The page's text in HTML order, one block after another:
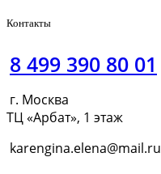
Контакты
8 499 390 80 01
г. Москва
ТЦ «Арбат», 1 этаж
karengina.elena@mail.ru